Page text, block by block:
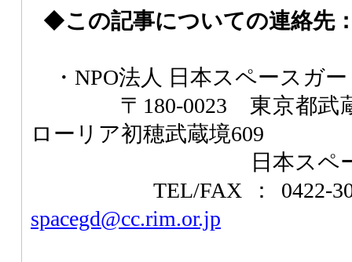
◆この記事についての連絡先
・ NPO法人 日本スペースガ
〒180-0023 東京都武
ローリア初穂武蔵境609
日本スペ
TEL/FAX：
spacegd@cc.rim.or.jp